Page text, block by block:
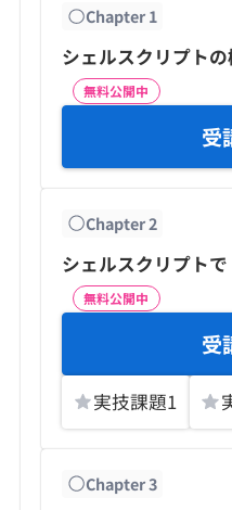
Chapter1
シェルスクリプト
無料公開中
受
Chapter2
シェルスクリプト
無料公開中
受
実技課題1
Chapter3